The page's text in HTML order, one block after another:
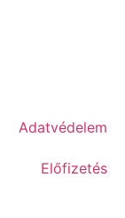
Adatvédelem
Előfizetés